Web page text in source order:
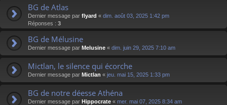
BG de Atlas
Dernier message par flyard « dim. août 03, 2025 1:42 pm
Réponses : 3
BG de Mélusine
Dernier message par Melusine « dim. juin 29, 2025 7:10 am
Mictlan, le silence qui écorche
Dernier message par Mictlan « jeu. mai 15, 2025 1:33 pm
BG de notre déesse Athéna
Dernier message par Hippocrate « mer. mai 07, 2025 8:34 am